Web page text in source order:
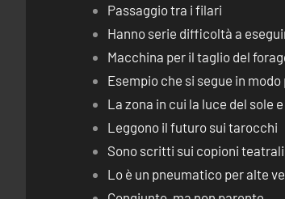
Passaggio tra i filari
Hanno serie difficoltà a
Macchina per il taglio del
Esempio che si segue in
La zona in cui la luce del sole
Leggono il futuro sui tarocchi
Sono scritti sui copioni teatrali
Lo è un pneumatico per alte